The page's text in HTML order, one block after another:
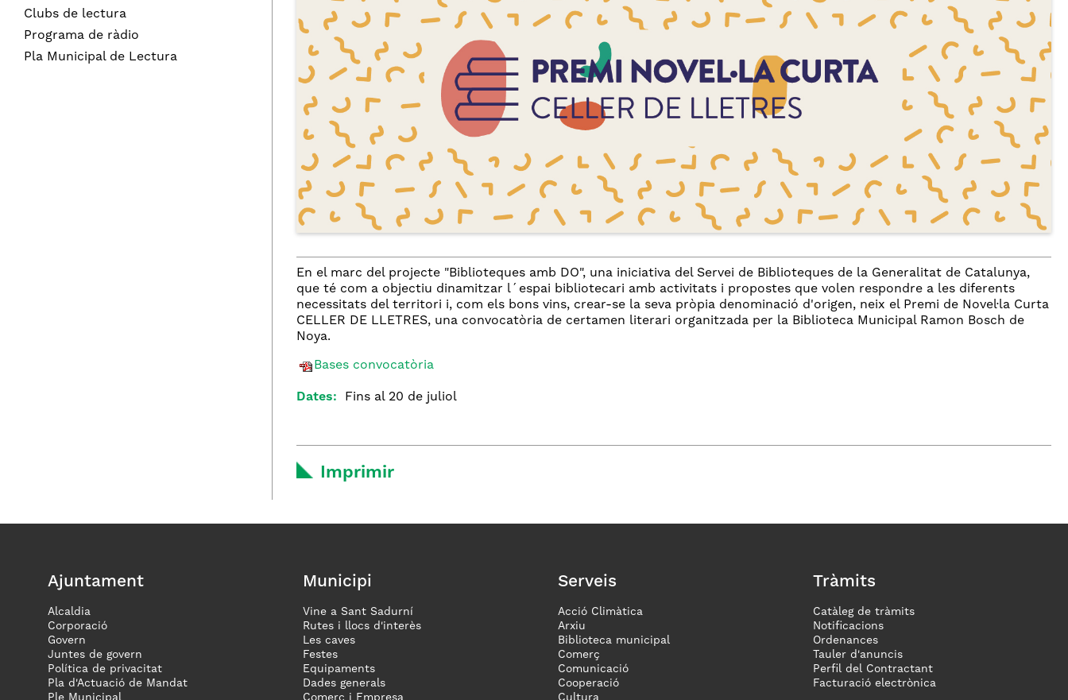
Clubs de lectura
Programa de ràdio
Pla Municipal de Lectura
En el marc del projecte "Biblioteques amb DO", una iniciativa del Servei de Biblioteques de la Generalitat de Catalunya,
que té com a objectiu dinamitzar l´espai bibliotecari amb activitats i propostes que volen respondre a les diferents
necessitats del territori i, com els bons vins, crear-se la seva pròpia denominació d'origen, neix el Premi de Novel·la Curta
CELLER DE LLETRES, una convocatòria de certamen literari organitzada per la Biblioteca Municipal Ramon Bosch de
Noya.
Bases convocatòria
Dates: Fins al 20 de juliol
Imprimir
Ajuntament
Alcaldia
Corporació
Govern
Juntes de govern
Política de privacitat
Pla d'Actuació de Mandat
Ple Municipal
Municipi
Vine a Sant Sadurní
Rutes i llocs d'interès
Les caves
Festes
Equipaments
Dades generals
Comerç i Empresa
Serveis
Acció Climàtica
Arxiu
Biblioteca municipal
Comerç
Comunicació
Cooperació
Cultura
Tràmits
Catàleg de tràmits
Notificacions
Ordenances
Tauler d'anuncis
Perfil del Contractant
Facturació electrònica